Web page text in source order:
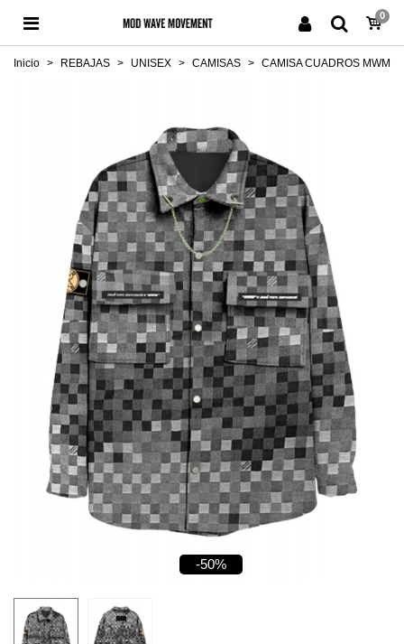
0
Inicio > REBAJAS > UNISEX > CAMISAS > CAMISA CUADROS MWM
-50%